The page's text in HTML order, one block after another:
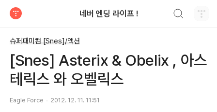
네버 엔딩 라이프 !
슈퍼패미컴 [Snes]/액션
[Snes] Asterix & Obelix , 아스
테릭스 와 오벨릭스
Eagle Force 2012. 12. 11. 11:51